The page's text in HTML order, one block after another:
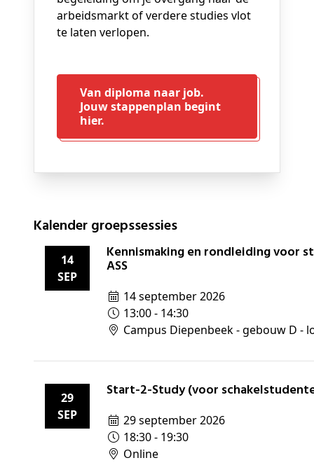
arbeidsmarkt of verdere studies vlot
te laten verlopen.
Van diploma naar job.
Jouw stappenplan begint
hier.
Kalender groepssessies
14
SEP
Kennismaking en rondleiding voor studenten met
ASS
14 september 2026
13:00 - 14:30
Campus Diepenbeek - gebouw D -
29
SEP
Start-2-Study (voor
29 september 2026
18:30 - 19:30
Online